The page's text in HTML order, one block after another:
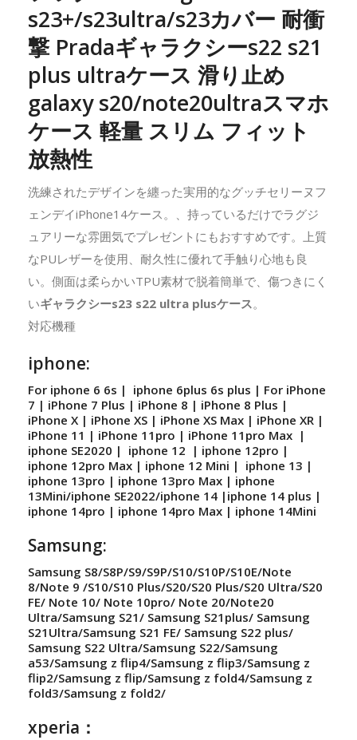
s23+/s23ultra/s23カバー 耐衝
撃 Pradaギャラクシーs22 s21
plus ultraケース 滑り止め
galaxy s20/note20ultraスマホ
ケース 軽量 スリム フィット
放熱性
洗練されたデザインを纏った実用的なグッチセリーヌフ
ェンデイiPhone14ケース。、持っているだけでラグジ
ュアリーな雰囲気でプレゼントにもおすすめです。上質
なPUレザーを使用、耐久性に優れて手触り心地も良
い。側面は柔らかいTPU素材で脱着簡単で、傷つきにく
いギャラクシーs23 s22 ultra plusケース。
対応機種
iphone:
For iphone 6 6s | iphone 6plus 6s plus | For iPhone
7 | iPhone 7 Plus | iPhone 8 | iPhone 8 Plus |
iPhone X | iPhone XS | iPhone XS Max | iPhone XR |
iPhone 11 | iPhone 11pro | iPhone 11pro Max |
iphone SE2020 | iphone 12 | iphone 12pro |
iphone 12pro Max | iphone 12 Mini | iphone 13 |
iphone 13pro | iphone 13pro Max | iphone
13Mini/iphone SE2022/iphone 14 |iphone 14 plus |
iphone 14pro | iphone 14pro Max | iphone 14Mini
Samsung:
Samsung S8/S8P/S9/S9P/S10/S10P/S10E/Note
8/Note 9 /S10/S10 Plus/S20/S20 Plus/S20 Ultra/S20
FE/ Note 10/ Note 10pro/ Note 20/Note20
Ultra/Samsung S21/ Samsung S21plus/ Samsung
S21Ultra/Samsung S21 FE/ Samsung S22 plus/
Samsung S22 Ultra/Samsung S22/Samsung
a53/Samsung z flip4/Samsung z flip3/Samsung z
flip2/Samsung z flip/Samsung z fold4/Samsung z
fold3/Samsung z fold2/
xperia：